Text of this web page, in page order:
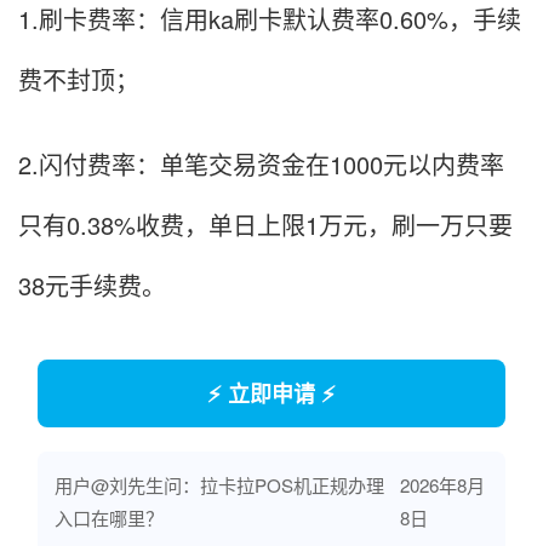
1.刷卡费率：信用ka刷卡默认费率0.60%，手续
费不封顶；
2.闪付费率：单笔交易资金在1000元以内费率
只有0.38%收费，单日上限1万元，刷一万只要
38元手续费。
⚡ 立即申请 ⚡
用户@刘先生问：拉卡拉POS机正规办理
入口在哪里？
2026年8月
8日